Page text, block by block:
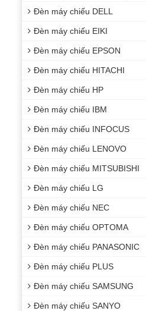
Đèn máy chiếu DELL
Đèn máy chiếu EIKI
Đèn máy chiếu EPSON
Đèn máy chiếu HITACHI
Đèn máy chiếu HP
Đèn máy chiếu IBM
Đèn máy chiếu INFOCUS
Đèn máy chiếu LENOVO
Đèn máy chiếu MITSUBISHI
Đèn máy chiếu LG
Đèn máy chiếu NEC
Đèn máy chiếu OPTOMA
Đèn máy chiếu PANASONIC
Đèn máy chiếu PLUS
Đèn máy chiếu SAMSUNG
Đèn máy chiếu SANYO